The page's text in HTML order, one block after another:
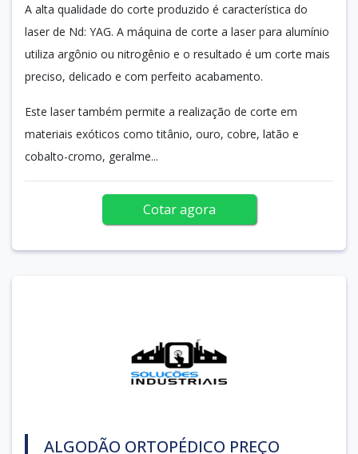
A alta qualidade do corte produzido é característica do
laser de Nd: YAG. A máquina de corte a laser para alumínio
utiliza argônio ou nitrogênio e o resultado é um corte mais
preciso, delicado e com perfeito acabamento.
Este laser também permite a realização de corte em
materiais exóticos como titânio, ouro, cobre, latão e
cobalto-cromo, geralme...
Cotar agora
ALGODÃO ORTOPÉDICO PREÇO